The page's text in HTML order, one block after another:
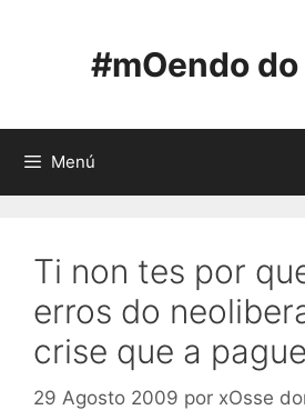
#mOendo do
Menú
Ti non tes por
erros do
crise que a
29 Agosto 2009 por xOsse